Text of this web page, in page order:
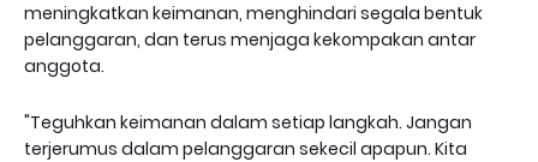
meningkatkan keimanan, menghindari segala bentuk
pelanggaran, dan terus menjaga kekompakan antar
anggota.
"Teguhkan keimanan dalam setiap langkah. Jangan
terjerumus dalam pelanggaran sekecil apapun. Kita